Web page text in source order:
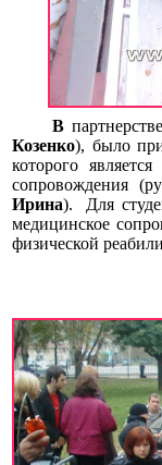
В
Козенко), было
которого
сопровождения
Ирина). Для
медицинское
физической